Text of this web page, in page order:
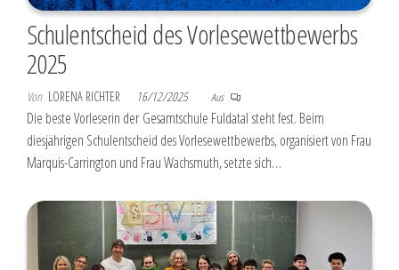
Schulentscheid des Vorlesewettbewerbs
2025
Von LORENA RICHTER 16/12/2025 Aus
Die beste Vorleserin der Gesamtschule Fuldatal steht fest. Beim
diesjährigen Schulentscheid des Vorlesewettbewerbs, organisiert von Frau
Marquis-Carrington und Frau Wachsmuth, setzte sich…